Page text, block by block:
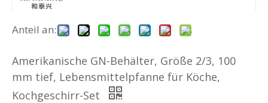
Anteil an:
Amerikanische GN-Behälter, Größe 2/3, 100
mm tief, Lebensmittelpfanne für Köche,
Kochgeschirr-Set